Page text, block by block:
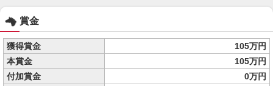
賞金
獲得賞金
105万円
本賞金
105万円
付加賞金
0万円